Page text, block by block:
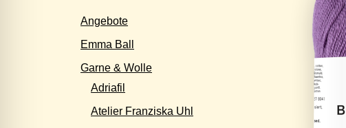
Angebote
Emma Ball
Garne & Wolle
Adriafil
Atelier Franziska Uhl